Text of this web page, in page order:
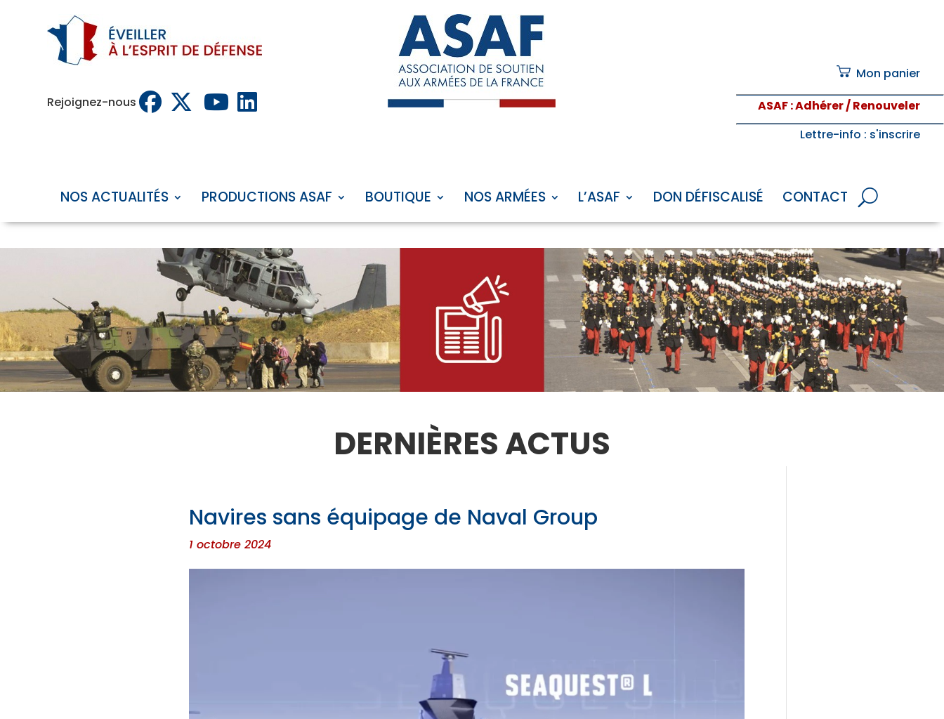
Rejoignez-nous
Mon panier
ASAF: Adhérer / Renouveler
Lettre-info : s'inscrire
NOS ACTUALITÉS PRODUCTIONS ASAF BOUTIQUE NOS ARMÉES L’ASAF DON DÉFISCALISÉ CONTACT
DERNIÈRES ACTUS
Navires sans équipage de Naval Group
1 octobre 2024